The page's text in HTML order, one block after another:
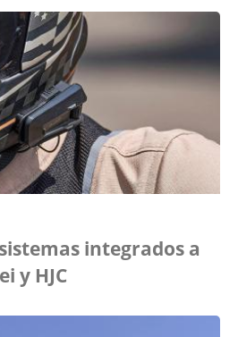
integrados a
y HJC